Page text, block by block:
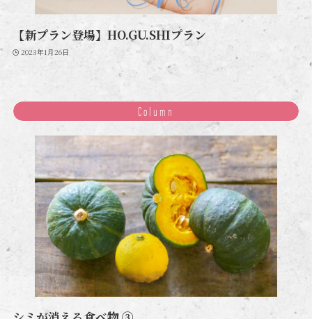
【新プラン登場】HO.GU.SHIプラン
2023年1月26日
Column